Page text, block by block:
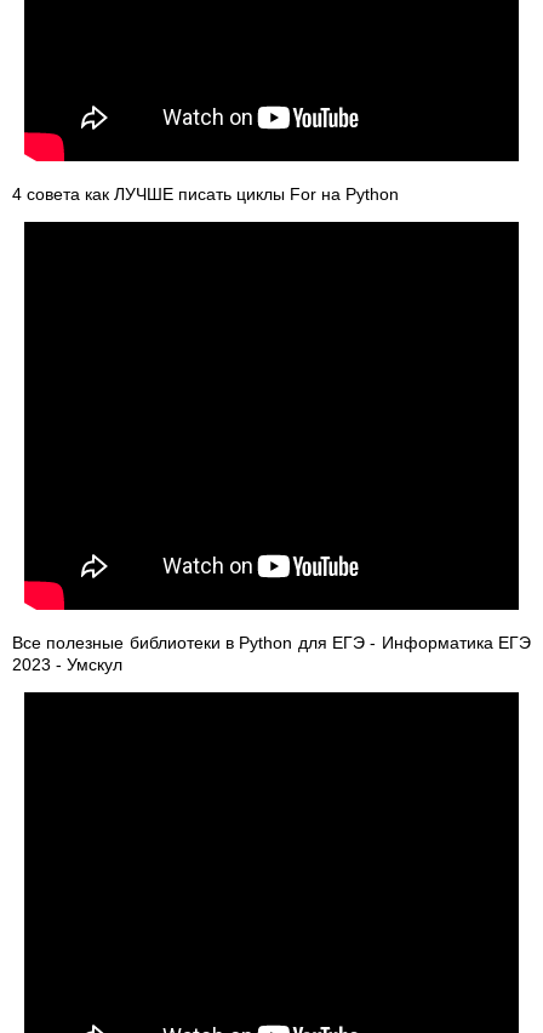
4 совета как ЛУЧШЕ писать циклы For на Python
Все полезные библиотеки в Python для ЕГЭ - Информатика ЕГЭ
2023 - Умскул